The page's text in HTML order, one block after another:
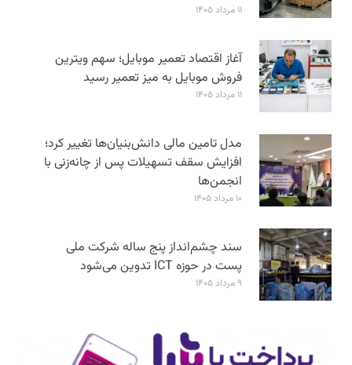
۱۱ مرداد ۱۴۰۵
آغاز اقتصاد تعمیر موبایل؛ سهم ویترین
فروش موبایل به میز تعمیر رسید
۱۱ مرداد ۱۴۰۵
مدل تامین مالی دانش‌بنیان‌ها تغییر کرد؛
افزایش سقف تسهیلات پس از چانه‌زنی با
انجمن‌ها
۱۰ مرداد ۱۴۰۵
سند چشم‌انداز پنج ساله شرکت ملی
پست در حوزه ICT تدوین می‌شود
۹ مرداد ۱۴۰۵